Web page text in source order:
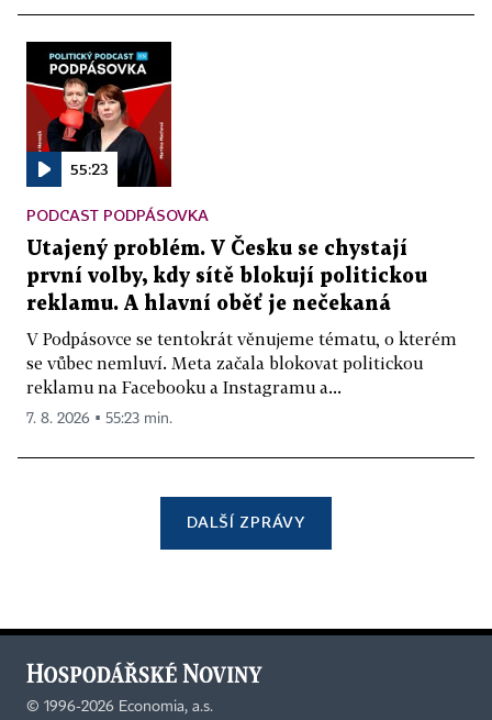
55:23
PODCAST PODPÁSOVKA
Utajený problém. V Česku se chystají
první volby, kdy sítě blokují politickou
reklamu. A hlavní oběť je nečekaná
V Podpásovce se tentokrát věnujeme tématu, o kterém
se vůbec nemluví. Meta začala blokovat politickou
reklamu na Facebooku a Instagramu a...
7. 8. 2026 ▪ 55:23 min.
DALŠÍ ZPRÁVY
© 1996-2026 Economia, a.s.